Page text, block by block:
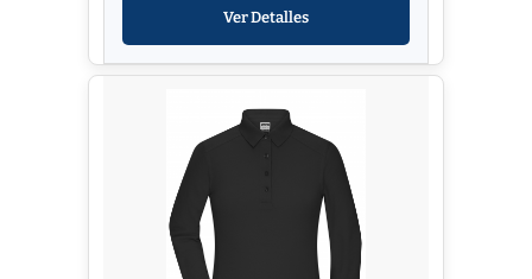
Ver Detalles